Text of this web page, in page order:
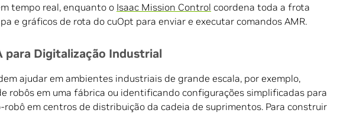
tempo real, enquanto o Isaac Mission Control coordena toda a frota
e gráficos de rota do cuOpt para enviar e executar comandos AMR.
para Digitalização Industrial
ajudar em ambientes industriais de grande escala, por exemplo,
robôs em uma fábrica ou identificando configurações simplificadas para
robô em centros de distribuição da cadeia de suprimentos. Para construir